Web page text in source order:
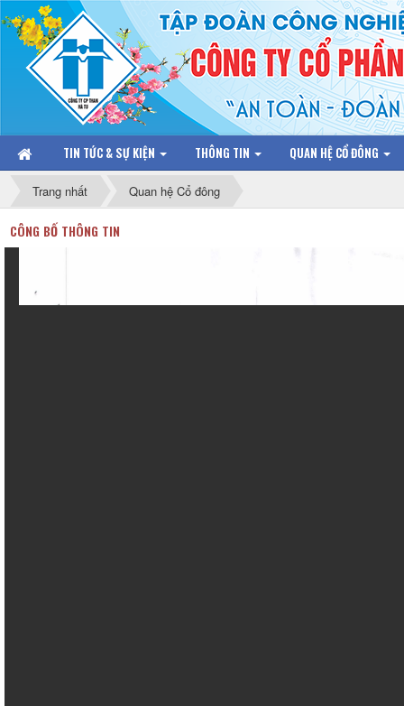
TIN TỨC & SỰ KIỆN THÔNG TIN QUAN HỆ CỔ ĐÔNG
Trang nhất Quan hệ Cổ đông
CÔNG BỐ THÔNG TIN